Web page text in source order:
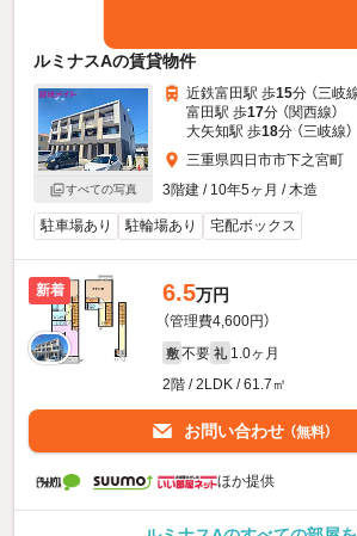
ルミナスAの賃貸物件
すべての写真
近鉄富田駅 歩15分 （三岐
富田駅 歩17分 （関西線）
大矢知駅 歩18分 （三岐線）
三重県四日市市下之宮町
3階建 / 10年5ヶ月 / 木造
駐車場あり 駐輪場あり 宅配ボックス
新着 6.5万円
（管理費4,600円）
敷 不要 礼 1.0ヶ月
2階 / 2LDK / 61.7㎡
お問い合わせ （無料）
ほか提供